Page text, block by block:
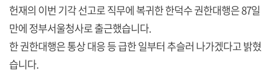
헌재의 이번 기각 선고로 직무에 복귀한 한덕수 권한대행은 87일
만에 정부서울청사로 출근했습니다.
한 권한대행은 통상 대응 등 급한 일부터 추슬러 나가겠다고 밝혔
습니다.